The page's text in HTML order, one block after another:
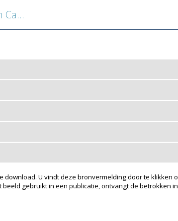
U vindt deze bronvermelding door te klikken
gebruikt in een publicatie, ontvangt de betrokken